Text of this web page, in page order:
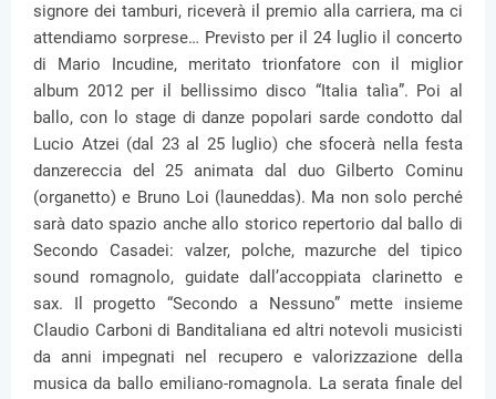
signore dei tamburi, riceverà il premio alla carriera, ma ci
attendiamo sorprese… Previsto per il 24 luglio il concerto
di Mario Incudine, meritato trionfatore con il miglior
album 2012 per il bellissimo disco “Italia talìa”. Poi al
ballo, con lo stage di danze popolari sarde condotto dal
Lucio Atzei (dal 23 al 25 luglio) che sfocerà nella festa
danzereccia del 25 animata dal duo Gilberto Cominu
(organetto) e Bruno Loi (launeddas). Ma non solo perché
sarà dato spazio anche allo storico repertorio dal ballo di
Secondo Casadei: valzer, polche, mazurche del tipico
sound romagnolo, guidate dall’accoppiata clarinetto e
sax. Il progetto “Secondo a Nessuno” mette insieme
Claudio Carboni di Banditaliana ed altri notevoli musicisti
da anni impegnati nel recupero e valorizzazione della
musica da ballo emiliano-romagnola. La serata finale del